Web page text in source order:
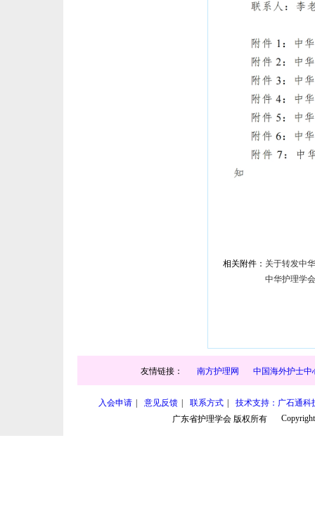
相关附件： 关于转发中
中华护理学
友情链接： 南方护理网 中国海外护士中
入会申请 意见反馈 联系方式
技术支持：广石通科
广东省护理学会 版权所有